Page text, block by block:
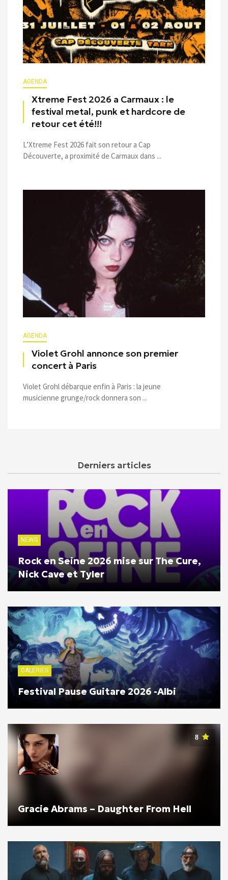
AGENDA
Xtreme Fest 2026 a Carmaux : le
festival metal, punk et hardcore de
retour cet été!!!
L’Xtreme Fest 2026 fait son retour a Cap
Découverte, a proximité de Carmaux dans ...
AGENDA
Violet Grohl annonce son premier
concert à Paris
Violet Grohl débarque enfin à Paris : la jeune
musicienne grunge/rock donnera son ...
Derniers articles
NEWS
Rock en Seine 2026 mise sur The Cure,
Nick Cave et Tyler
GALERIES
Festival Pause Guitare 2026 -Albi
8
Gracie Abrams – Daughter From Hell